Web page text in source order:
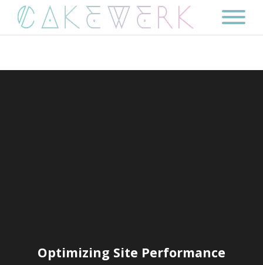
Optimizing Site Performance